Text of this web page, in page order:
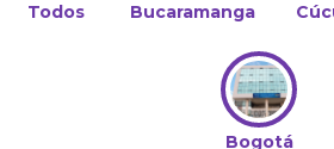
Todos Bucaramanga
Bogotá